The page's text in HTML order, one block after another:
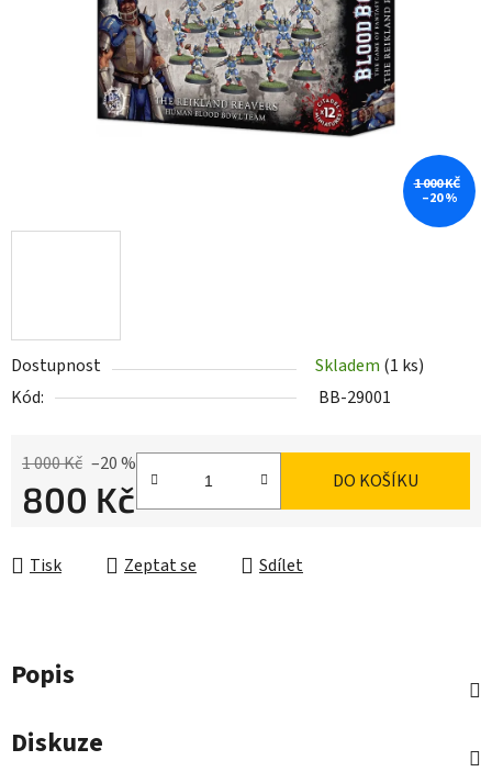
Dostupnost Skladem (1 ks)
Kód:
BB-29001
1 000 Kč –20 %
800 Kč DO KOŠÍKU
Tisk Zeptat se Sdílet
1 000 KČ
–20 %
Popis
Diskuze